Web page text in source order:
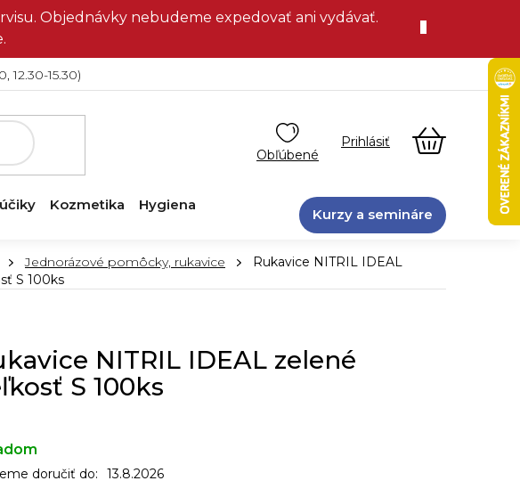
Objednávky nebudeme expedovať ani vydávať.
NÁKUPNÝ
KOŠÍK
Kozmetika
Hygiena
Kurzy a semináre
Jednorázové pomôcky, rukavice
Rukavice NITRIL IDEAL
S 100ks
NITRIL IDEAL zelené
S 100ks
doručiť do: 13.8.2026